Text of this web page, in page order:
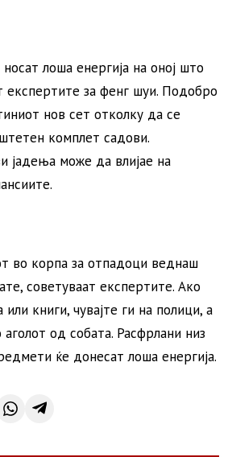
лоша енергија на оној што
експертите за фенг шуи. Подобро
нов сет отколку да се
комплет садови.
јадења може да влијае на
во корпа за отпадоци веднаш
советуваат експертите. Ако
или книги, чувајте ги на полици, а
од собата. Расфрлани низ
ќе донесат лоша енергија.